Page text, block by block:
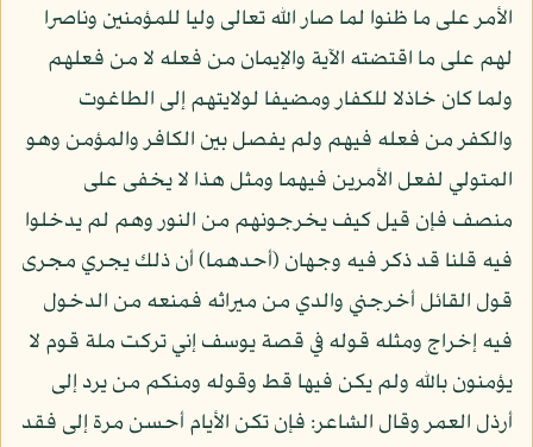
الأمر على ما ظنوا لما صار الله تعالى وليا للمؤمنين وناصرا
لهم على ما اقتضته الآية والإيمان من فعله لا من فعلهم
ولما كان خاذلا للكفار ومضيفا لولايتهم إلى الطاغوت
والكفر من فعله فيهم ولم يفصل بين الكافر والمؤمن وهو
المتولي لفعل الأمرين فيهما ومثل هذا لا يخفى على
منصف فإن قيل كيف يخرجونهم من النور وهم لم يدخلوا
فيه قلنا قد ذكر فيه وجهان (أحدهما) أن ذلك يجري مجرى
قول القائل أخرجني والدي من ميراثه فمنعه من الدخول
فيه إخراج ومثله قوله في قصة يوسف إني تركت ملة قوم لا
يؤمنون بالله ولم يكن فيها قط وقوله ومنكم من يرد إلى
أرذل العمر وقال الشاعر: فإن تكن الأيام أحسن مرة إلى فقد